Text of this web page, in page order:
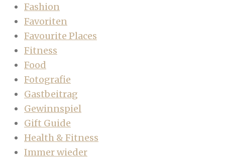
Fashion
Favoriten
Favourite Places
Fitness
Food
Fotografie
Gastbeitrag
Gewinnspiel
Gift Guide
Health & Fitness
Immer wieder